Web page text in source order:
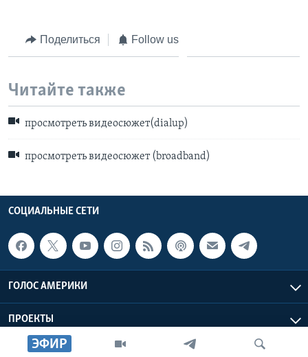
ЭФИР
Поделиться Follow us
Читайте также
просмотреть видеосюжет(dialup)
просмотреть видеосюжет (broadband)
СОЦИАЛЬНЫЕ СЕТИ
ГОЛОС АМЕРИКИ
ПРОЕКТЫ